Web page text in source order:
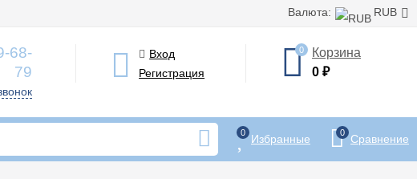
Валюта: RUB
68-
79
Вход
Регистрация
0
Корзина
0 ₽
0 Избранные 0 Сравнение